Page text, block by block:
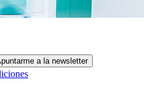
a la newsletter